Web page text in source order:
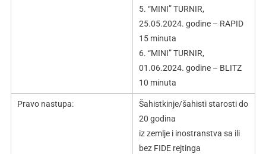
5. “MINI” TURNIR,
25.05.2024. godine – RAPID
15 minuta
6. “MINI” TURNIR,
01.06.2024. godine – BLITZ
10 minuta
Pravo nastupa:
Šahistkinje/šahisti starosti do
20 godina
iz zemlje i inostranstva sa ili
bez FIDE rejtinga